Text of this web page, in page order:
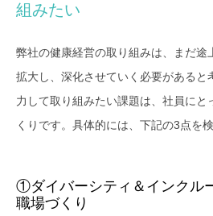
組みたい
弊社の健康経営の取り組みは、まだ途
拡大し、深化させていく必要があると
力して取り組みたい課題は、社員にと
くりです。具体的には、下記の3点を
①ダイバーシティ＆インクル
職場づくり